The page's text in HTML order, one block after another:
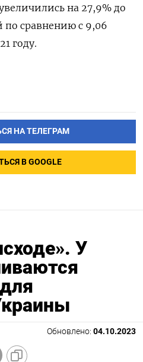
на 27,9% до
по сравнению с 9,06
году.
НА ТЕЛЕГРАМ
В GOOGLE
У
Обновлено: 04.10.2023